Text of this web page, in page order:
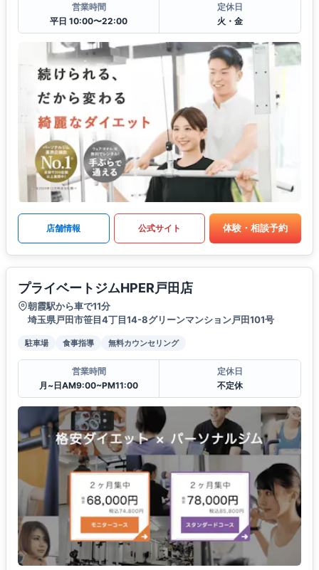
営業時間
平日 10:00〜22:00
定休日
火・金
店舗情報 公式サイト 体験・相談予約
プライベートジムHPER戸田店
朝霞駅から車で11分
埼玉県戸田市笹目4丁目14-8グリーンマンション戸田101号
駐車場 食事指導 無料カウンセリング
営業時間
月~日AM9:00~PM11:00
定休日
不定休